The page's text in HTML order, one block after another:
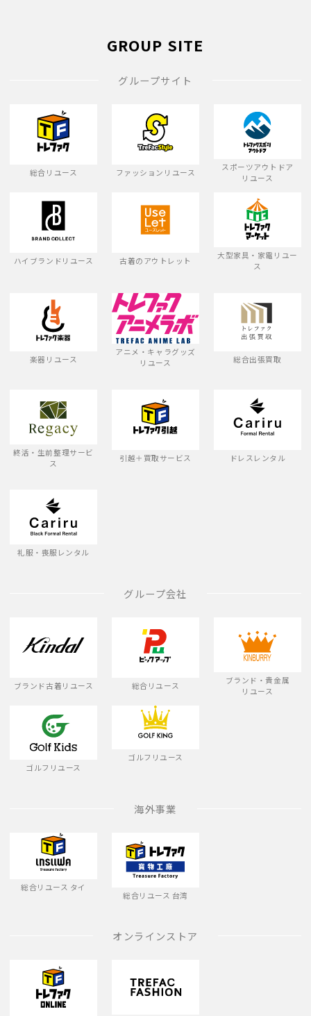
GROUP SITE
グループサイト
総合リユース ファッションリユース
スポーツアウトドア
リユース
ハイブランドリユース 古着のアウトレット
大型家具・家電リユー
ス
楽器リユース
アニメ・キャラグッズ
リユース
総合出張買取
終活・生前整理サービ
ス
引越＋買取サービス ドレスレンタル
礼服・喪服レンタル
グループ会社
ブランド古着リユース 総合リユース
ブランド・貴金属
リユース
ゴルフリユース
ゴルフリユース
海外事業
総合リユース タイ
総合リユース 台湾
オンラインストア